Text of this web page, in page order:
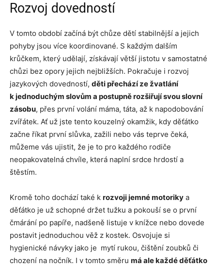
Rozvoj dovedností
V tomto období začíná být chůze dětí stabilnější a jejich
pohyby jsou více koordinované. S každým dalším
krůčkem, který udělají, získávají větší jistotu v samostatné
chůzi bez opory jejich nejbližších. Pokračuje i rozvoj
jazykových dovedností, děti přechází ze žvatlání
k jednoduchým slovům a postupně rozšiřují svou slovní
zásobu, přes první volání máma, táta, až k napodobování
zvířátek. Ať už jste tento kouzelný okamžik, kdy děťátko
začne říkat první slůvka, zažili nebo vás teprve čeká,
můžeme vás ujistit, že je to pro každého rodiče
neopakovatelná chvíle, která naplní srdce hrdostí a
štěstím.
Kromě toho dochází také k rozvoji jemné motoriky a
děťátko je už schopné držet tužku a pokouší se o první
čmárání po papíře, nadšeně listuje v knížce nebo dovede
postavit jednoduchou věž z kostek. Osvojuje si
hygienické návyky jako je mytí rukou, čištění zoubků či
chození na nočník. I v tomto směru má ale každé děťátko